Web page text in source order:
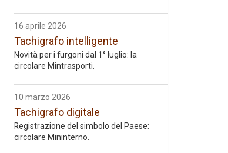
16 aprile 2026
Tachigrafo intelligente
Novità per i furgoni dal 1° luglio: la
circolare Mintrasporti.
10 marzo 2026
Tachigrafo digitale
Registrazione del simbolo del Paese:
circolare Mininterno.